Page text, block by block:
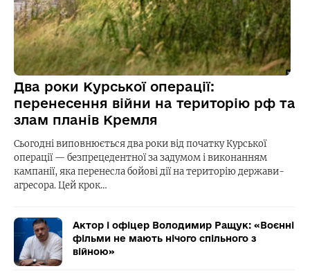
Два роки Курської операції:
перенесення війни на територію рф та
злам планів Кремля
Сьогодні виповнюється два роки від початку Курської
операції — безпрецедентної за задумом і виконанням
кампанії, яка перенесла бойові дії на територію держави-
агресора. Цей крок…
Актор і офіцер Володимир Ращук: «Воєнні
фільми не мають нічого спільного з
війною»